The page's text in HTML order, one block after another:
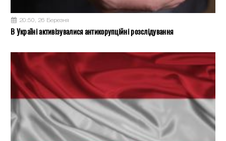
20:50, 26 Березня
В Україні активізувалися антикорупційні розслідування